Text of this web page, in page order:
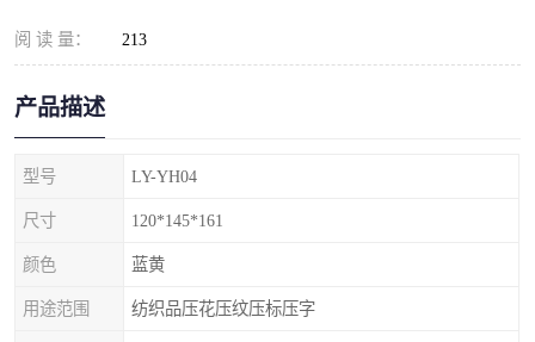
阅 读 量： 213
产品描述
型号 LY-YH04
尺寸 120*145*161
颜色 蓝黄
用途范围 纺织品压花压纹压标压字